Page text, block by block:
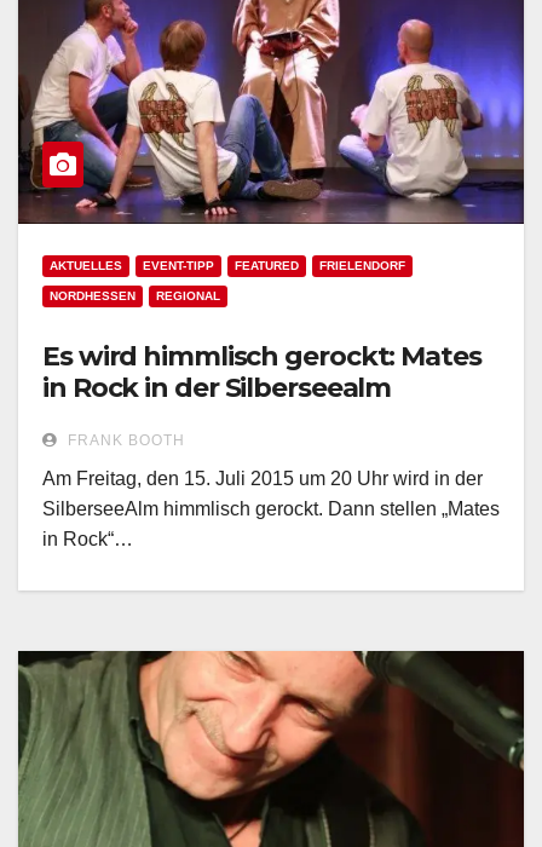
AKTUELLES EVENT-TIPP FEATURED FRIELENDORF
NORDHESSEN REGIONAL
Es wird himmlisch gerockt: Mates
in Rock in der Silberseealm
FRANK BOOTH
Am Freitag, den 15. Juli 2015 um 20 Uhr wird in der
SilberseeAlm himmlisch gerockt. Dann stellen „Mates
in Rock“…